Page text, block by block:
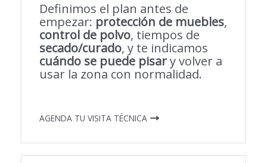
Definimos el plan antes de
empezar: protección de muebles,
control de polvo, tiempos de
secado/curado, y te indicamos
cuándo se puede pisary volver a
usar la zona con normalidad.
AGENDA TU VISITA TÉCNICA